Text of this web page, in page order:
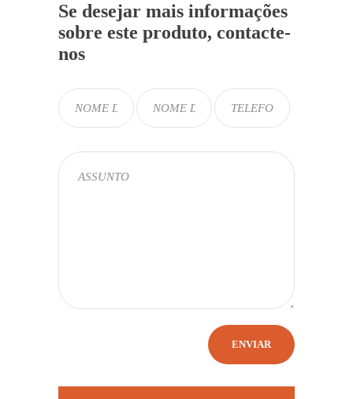
Se desejar mais informações
sobre este produto, contacte-
nos